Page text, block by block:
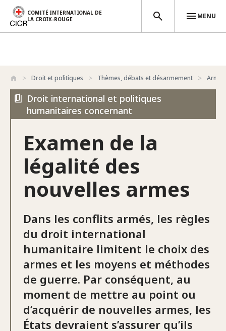
Aller au contenu principal
COMITÉ INTERNATIONAL DE
LA CROIX-ROUGE
MENU
Droit et politiques Thèmes, débats et désarmement
Droit international et politiques
humanitaires concernant
Examen de la
légalité des
nouvelles armes
Dans les conflits armés, les règles
du droit international
humanitaire limitent le choix des
armes et les moyens et méthodes
de guerre. Par conséquent, au
moment de mettre au point ou
d’acquérir de nouvelles armes, les
États devraient s’assurer qu’ils